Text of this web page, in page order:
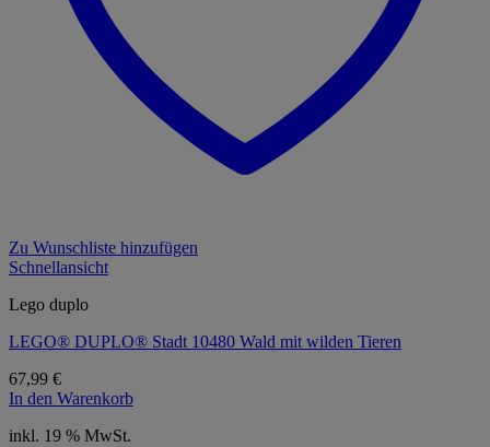
Zu Wunschliste hinzufügen
Schnellansicht
Lego duplo
LEGO® DUPLO® Stadt 10480 Wald mit wilden Tieren
67,99 €
In den Warenkorb
inkl. 19 % MwSt.